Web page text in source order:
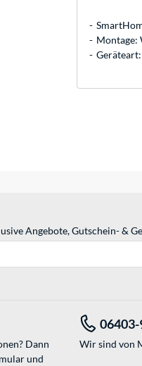
Montage:
Angebote, Gutschein- &
Dann
und
Wir sind von